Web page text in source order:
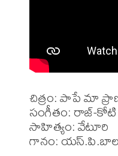
చిత్రం: పాపే మా
సంగీతం: రాజ్-కోటి
సాహిత్యం: వేటూరి
గానం: